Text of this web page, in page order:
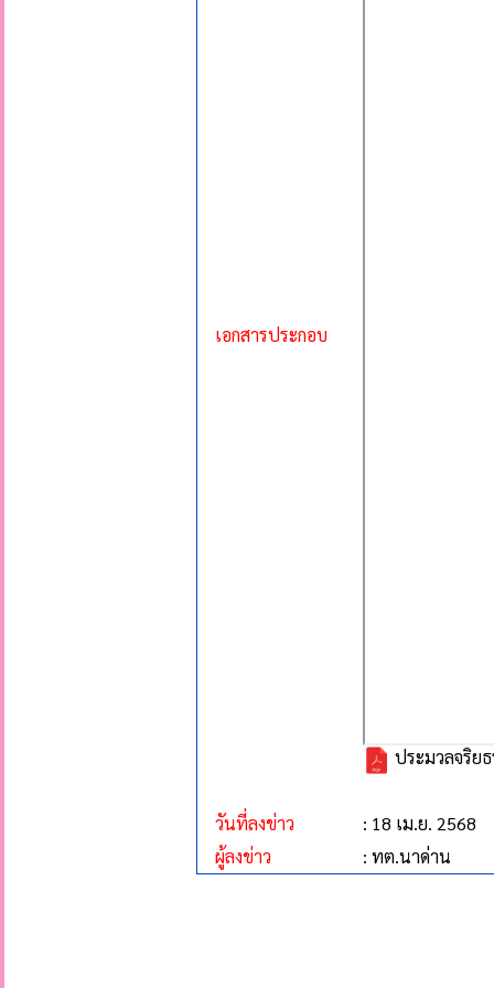
เอกสารประกอบ
ประมวลจริย
วันที่ลงข่าว
: 18 เม.ย. 2568
ผู้ลงข่าว
: ทต.นาด่าน